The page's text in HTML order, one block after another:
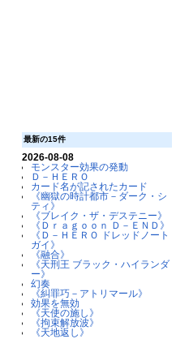
最新の15件
2026-08-08
モンスター効果の発動
Ｄ－ＨＥＲＯ
カード名が記されたカード
《幽獄の時計都市－ダーク・シ
ティ》
《ブレイク・ザ・デステニー》
《Ｄｒａｇｏｏｎ Ｄ－ＥＮＤ》
《Ｄ－ＨＥＲＯ ドレッドノート
ガイ》
《融合》
《天刑王 ブラック・ハイランダ
ー》
幻奏
《糾罪巧－アトリマール》
効果を無効
《天使の施し》
《拘束解放波》
《天地返し》